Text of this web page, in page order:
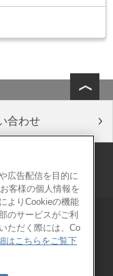
合わせ
保護方針
広告配信を目的に
客様の個人情報を
よりCookieの機能
のサービスがご利
ただく際には、Co
はこちらをご覧下